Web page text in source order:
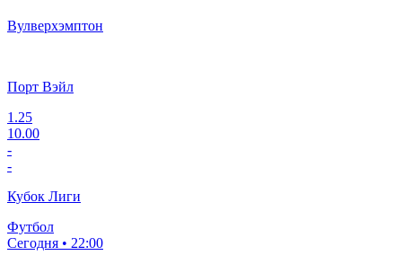
Вулверхэмптон
Порт Вэйл
1.25
10.00
-
-
Кубок Лиги
Футбол
Сегодня • 22:00